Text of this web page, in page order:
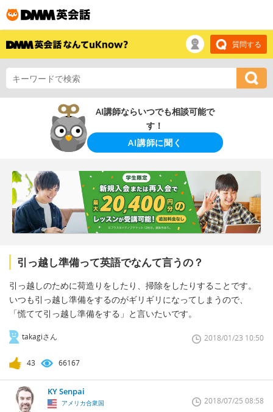
質問する
AI講師ならいつでも相談可能で
す！
AI講師に聞く
引っ越し準備って英語でなんて言うの？
引っ越しのために荷造りをしたり、掃除をしたりすることです。
いつも引っ越し準備をするのがギリギリになってしまうので、
「慌てて引っ越し準備をする」と言いたいです。
takagiさん 2018/01/23 10:50
43 66167
KY Senpai
アメリカ合衆国 2018/07/25 08:58